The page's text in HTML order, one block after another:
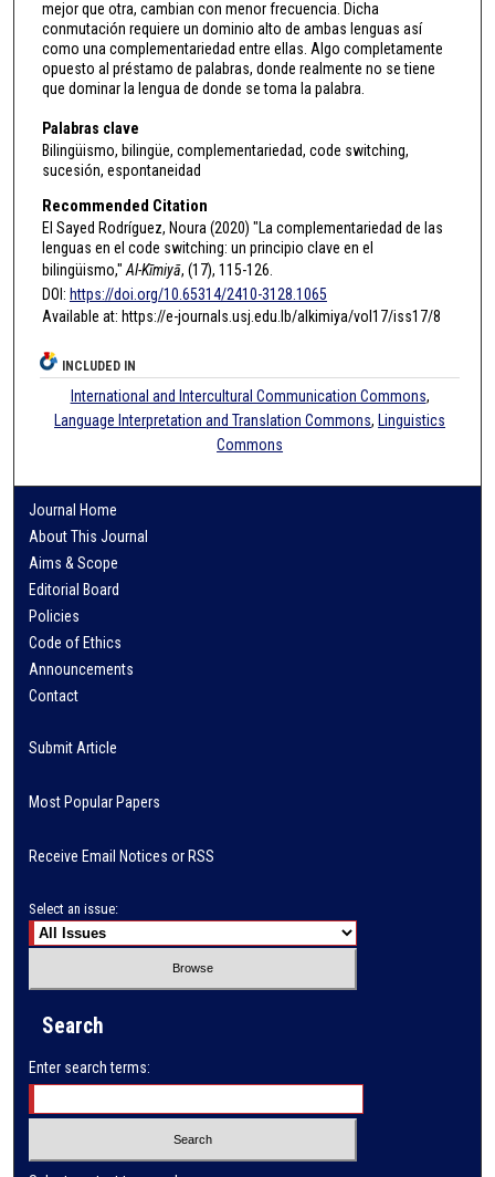
mejor que otra, cambian con menor frecuencia. Dicha
conmutación requiere un dominio alto de ambas lenguas así
como una complementariedad entre ellas. Algo completamente
opuesto al préstamo de palabras, donde realmente no se tiene
que dominar la lengua de donde se toma la palabra.
Palabras clave
Bilingüismo, bilingüe, complementariedad, code switching,
sucesión, espontaneidad
Recommended Citation
El Sayed Rodríguez, Noura (2020) "La complementariedad de las
lenguas en el code switching: un principio clave en el
bilingüismo," Al-Kīmiyā, (17), 115-126.
DOI: https://doi.org/10.65314/2410-3128.1065
Available at: https://e-journals.usj.edu.lb/alkimiya/vol17/iss17/8
INCLUDED IN
International and Intercultural Communication Commons,
Language Interpretation and Translation Commons,Linguistics
Commons
Journal Home
About This Journal
Aims & Scope
Editorial Board
Policies
Code of Ethics
Announcements
Contact
Submit Article
Most Popular Papers
Receive Email Notices or RSS
Select an issue:
Search
Enter search terms: